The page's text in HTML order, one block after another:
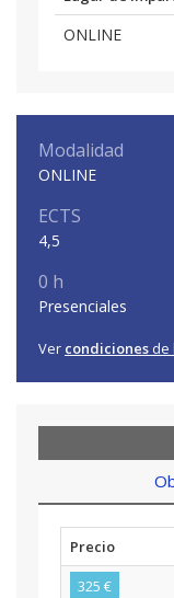
ONLINE
Modalidad
ONLINE
ECTS
4,5
0 h
Presenciales
Ver condiciones de
Precio
325 €